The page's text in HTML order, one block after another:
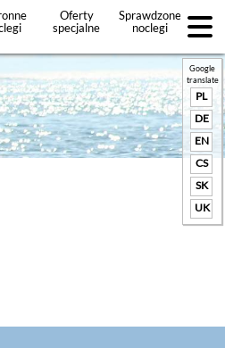
Oferty
specjalne
Sprawdzone
noclegi
+Dodaj
Google
translate
PL
DE
EN
CS
SK
UK